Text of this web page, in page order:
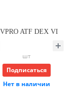
ATF DEX VI
шт
Подписаться
Нет в наличии